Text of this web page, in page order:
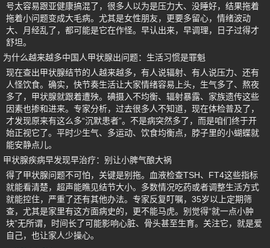
号太容易跟亚健康搞混了，很多人以为是压力大、没睡好，结果拖着
拖着小问题变成大毛病。尤其是女性朋友，更要多留心，情绪波动
大、月经乱了，都可能是它在作怪。早认出来，早调理，日子过得才
舒坦。
为什么越来越多中国人甲状腺出问题：生活习惯是罪魁
现在查出甲状腺结节的人越来越多，有人说辐射、有人说压力、还有
人怪饮食。确实，快节奏生活让大家情绪容易上头，生气多了、熬夜
多了，甲状腺就跟着遭殃。碘摄入不均衡、辐射暴露、家族遗传这些
因素也掺和进来。专家分析，过去很多人不知道，现在体检普及了，
才发现原来有这么多“沉默患者”。不是病突然多了，而是咱们终于开
始正视它了。平时少生气、多运动、饮食均衡点，脖子里的小蝴蝶就
能安静点儿。
甲状腺疾病早发现早治疗：别让小脾气酿大祸
得了甲状腺问题不可怕，关键是别拖。血液检查TSH、FT4这些指标
就能看清楚，超声能瞧见结节大小。多数情况吃药或者调整生活方式
就能控住，严重了还有其他办法。专家反复叮嘱，35岁以上定期筛
查，尤其是家里有这方面病史的，更不能马虎。别觉得“就一点小肿
块”无所谓，时间长了可能影响心脏、骨头甚至生育。关注它，就是爱
自己，也让家人少操心。